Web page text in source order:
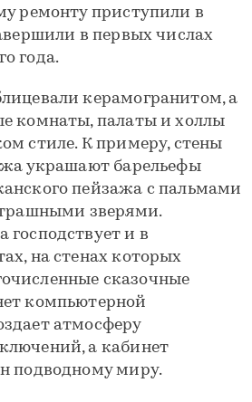
ремонту приступили в
в первых числах
года.
керамогранитом, а
комнаты, палаты и холлы
стиле. К примеру, стены
украшают барельефы
пейзажа с пальмами
зверями.
господствует и в
на стенах которых
сказочные
компьютерной
атмосферу
а кабинет
подводному миру.